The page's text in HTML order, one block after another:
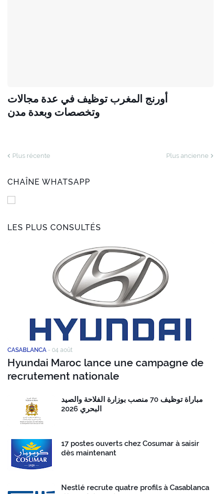
أورنج المغرب توظيف في عدة مجالات
وتخصصات وبعدة مدن
Plus récente Plus ancienne
CHAÎNE WHATSAPP
LES PLUS CONSULTÉS
CASABLANCA - 04 août
Hyundai Maroc lance une campagne de
recrutement nationale
مباراة توظيف 70 منصب بوزارة الفلاحة والصيد
البحري 2026
17 postes ouverts chez Cosumar à saisir
dès maintenant
Nestlé recrute quatre profils à Casablanca